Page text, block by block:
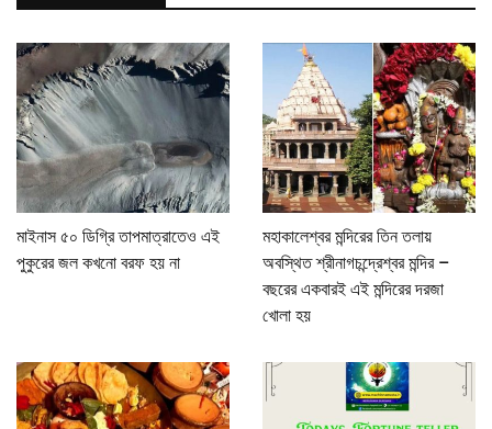
মাইনাস ৫০ ডিগ্রি তাপমাত্রাতেও এই
পুকুরের জল কখনো বরফ হয় না
মহাকালেশ্বর মন্দিরের তিন তলায়
অবস্থিত শ্রীনাগচন্দ্রেশ্বর মন্দির –
বছরের একবারই এই মন্দিরের দরজা
খোলা হয়